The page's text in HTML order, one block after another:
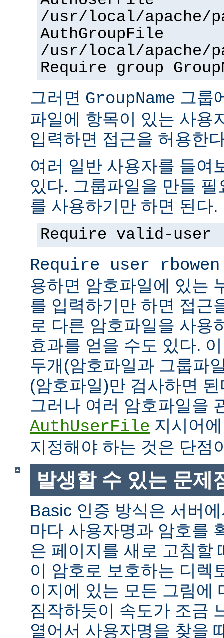
/usr/local/apache/
AuthGroupFile
/usr/local/apache/
Require group
그러면 GroupName 그룹
파일에 항목이 있는 사용
입력하면 접근을 허용한
여러 일반 사용자를 들여
있다. 그룹파일을 만들
를 사용하기만 하면 된다.
Require valid-user
Require user rbowen
용하면 암호파일에 있는
를 입력하기만 하면 접근
로 다른 암호파일을 사용
효과를 얻을 수도 있다.
두개(암호파일과 그룹파
(암호파일)만 검사하면
그러나 여러 암호파일을
AuthUserFile 지시어
지정해야 하는 것은 단점
발생할 수 있는 문제
Basic 인증 방식은 서버
마다 사용자명과 암호를
은 페이지를 새로 고침할
이 암호로 보호하는 디렉
이지에 있는 모든 그림에
짐작하듯이 속도가 조금
열어서 사용자명을 찾을